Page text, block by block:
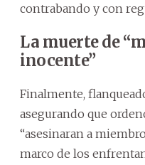
contrabando y con
La muerte de
inocente”
Finalmente,
asegurando que
“asesinaran a
marco de los